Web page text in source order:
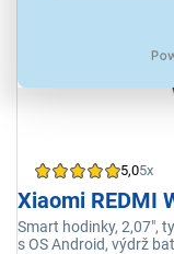
5,05x
Xiaomi REDMI
Smart hodinky, 2,07",
s OS Android, výdrž